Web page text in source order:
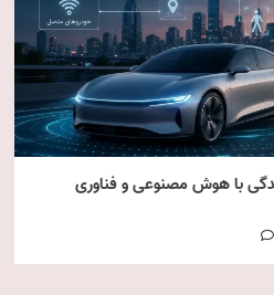
با هوش مصنوعی و فناوری